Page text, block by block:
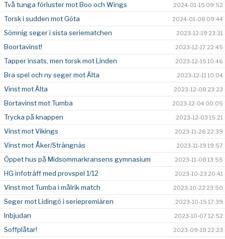
Två tunga förluster mot Boo och Wings 2024-01-15 09:52
Torsk i sudden mot Göta 2024-01-08 09:44
Sömnig seger i sista seriematchen 2023-12-19 23:31
Boortavinst! 2023-12-17 22:45
Tapper insats, men torsk mot Linden 2023-12-15 10:46
Bra spel och ny seger mot Älta 2023-12-11 10:04
Vinst mot Älta 2023-12-08 23:23
Bortavinst mot Tumba 2023-12-04 00:05
Trycka på knappen 2023-12-03 15:21
Vinst mot Vikings 2023-11-26 22:39
Vinst mot Åker/Strängnäs 2023-11-19 19:57
Öppet hus på Midsommarkransens gymnasium 2023-11-08 13:55
HG infoträff med provspel 1/12 2023-10-23 20:41
Vinst mot Tumba i målrik match 2023-10-22 23:50
Seger mot Lidingö i seriepremiären 2023-10-15 17:39
Inbjudan 2023-10-07 12:52
Soffplåtar! 2023-09-18 22:23